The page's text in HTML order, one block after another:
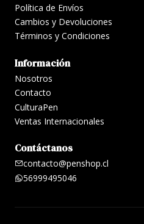
Política de Envíos
Cambios y Devoluciones
Términos y Condiciones
Información
Nosotros
Contacto
CulturaPen
Ventas Internacionales
Contáctanos
contacto@penshop.cl
56999495046